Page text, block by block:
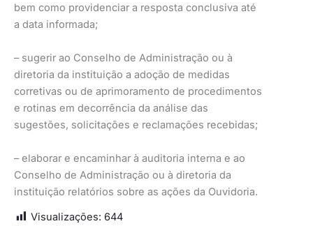
bem como providenciar a resposta conclusiva até
a data informada;
– sugerir ao Conselho de Administração ou à
diretoria da instituição a adoção de medidas
corretivas ou de aprimoramento de procedimentos
e rotinas em decorrência da análise das
sugestões, solicitações e reclamações recebidas;
– elaborar e encaminhar à auditoria interna e ao
Conselho de Administração ou à diretoria da
instituição relatórios sobre as ações da Ouvidoria.
Visualizações: 644